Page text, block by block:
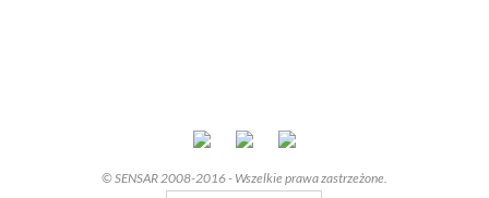
© SENSAR 2008-2016 - Wszelkie prawa zastrzeżone.